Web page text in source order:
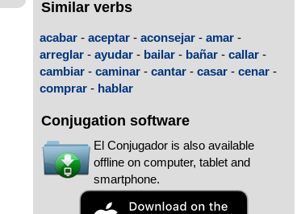
Similar verbs
acabar - aceptar - aconsejar - amar -
arreglar - ayudar - bailar - bañar - callar -
cambiar - caminar - cantar - casar - cenar -
comprar - hablar
Conjugation software
El Conjugador is also available
offline on computer, tablet and
smartphone.